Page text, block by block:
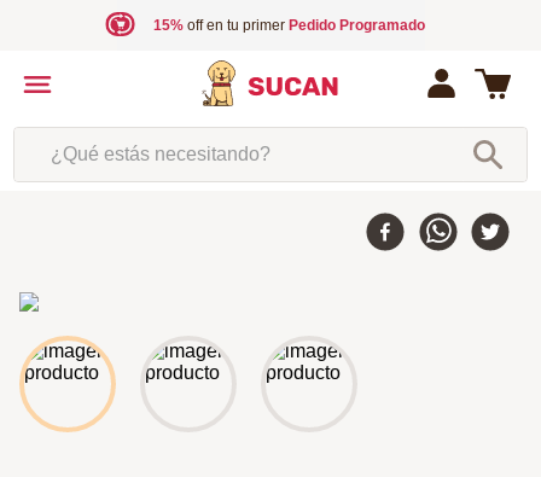
15%off en tu primer Pedido Programado
¿Qué estás necesitando?